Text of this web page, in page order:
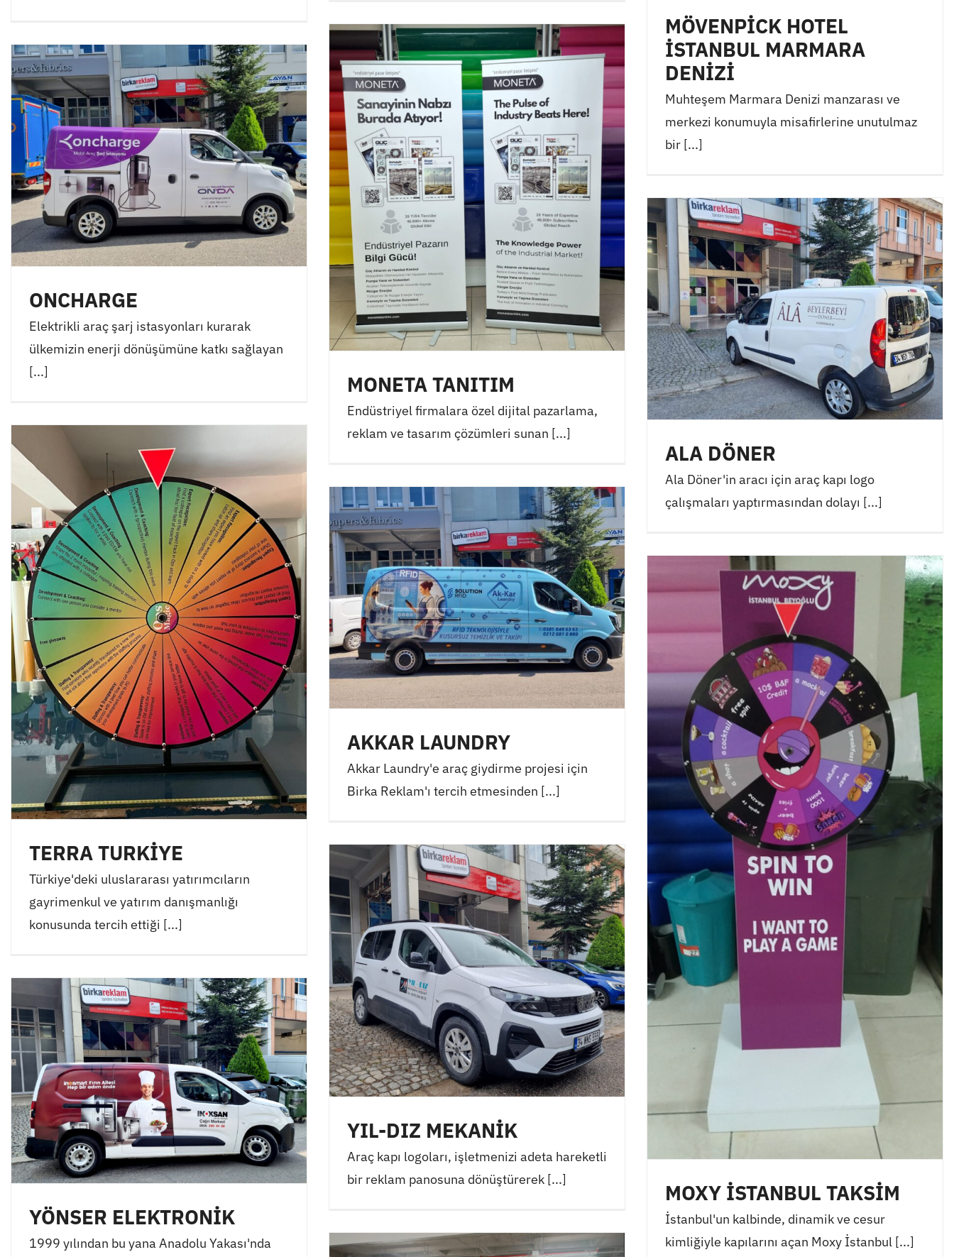
MÖVENPİCK HOTEL
İSTANBUL MARMARA
DENİZİ
Muhteşem Marmara Denizi manzarası ve
merkezi konumuyla misafirlerine unutulmaz
bir [...]
MONETA TANITIM
Endüstriyel firmalara özel dijital pazarlama,
reklam ve tasarım çözümleri sunan [...]
ONCHARGE
Elektrikli araç şarj istasyonları kurarak
ülkemizin enerji dönüşümüne katkı sağlayan
[...]
ALA DÖNER
Ala Döner'in aracı için araç kapı logo
çalışmaları yaptırmasından dolayı [...]
TERRA TURKİYE
Türkiye'deki uluslararası yatırımcıların
gayrimenkul ve yatırım danışmanlığı
konusunda tercih ettiği [...]
AKKAR LAUNDRY
Akkar Laundry'e araç giydirme projesi için
Birka Reklam'ı tercih etmesinden [...]
MOXY İSTANBUL TAKSİM
İstanbul'un kalbinde, dinamik ve cesur
kimliğiyle kapılarını açan Moxy İstanbul [...]
YIL-DIZ MEKANİK
Araç kapı logoları, işletmenizi adeta hareketli
bir reklam panosuna dönüştürerek [...]
YÖNSER ELEKTRONİK
1999 yılından bu yana Anadolu Yakası'nda